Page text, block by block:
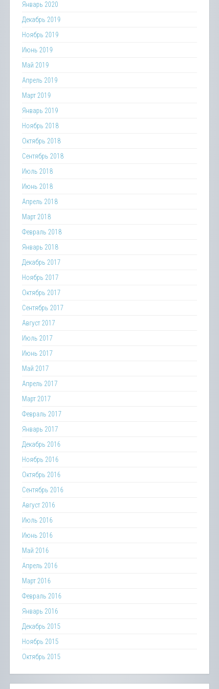
Январь 2020
Декабрь 2019
Ноябрь 2019
Июнь 2019
Май 2019
Апрель 2019
Март 2019
Январь 2019
Ноябрь 2018
Октябрь 2018
Сентябрь 2018
Июль 2018
Июнь 2018
Апрель 2018
Март 2018
Февраль 2018
Январь 2018
Декабрь 2017
Ноябрь 2017
Октябрь 2017
Сентябрь 2017
Август 2017
Июль 2017
Июнь 2017
Май 2017
Апрель 2017
Март 2017
Февраль 2017
Январь 2017
Декабрь 2016
Ноябрь 2016
Октябрь 2016
Сентябрь 2016
Август 2016
Июль 2016
Июнь 2016
Май 2016
Апрель 2016
Март 2016
Февраль 2016
Январь 2016
Декабрь 2015
Ноябрь 2015
Октябрь 2015